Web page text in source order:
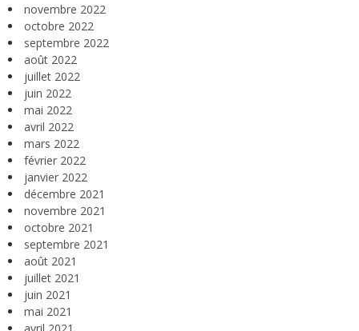
novembre 2022
octobre 2022
septembre 2022
août 2022
juillet 2022
juin 2022
mai 2022
avril 2022
mars 2022
février 2022
janvier 2022
décembre 2021
novembre 2021
octobre 2021
septembre 2021
août 2021
juillet 2021
juin 2021
mai 2021